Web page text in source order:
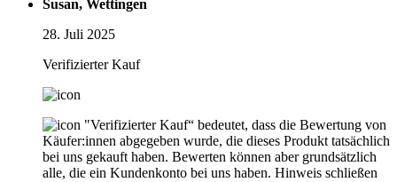
Susan, Wettingen
28. Juli 2025
Verifizierter Kauf
"Verifizierter Kauf“ bedeutet, dass die Bewertung von
Käufer:innen abgegeben wurde, die dieses Produkt tatsächlich
bei uns gekauft haben. Bewerten können aber grundsätzlich
alle, die ein Kundenkonto bei uns haben. Hinweis schließen